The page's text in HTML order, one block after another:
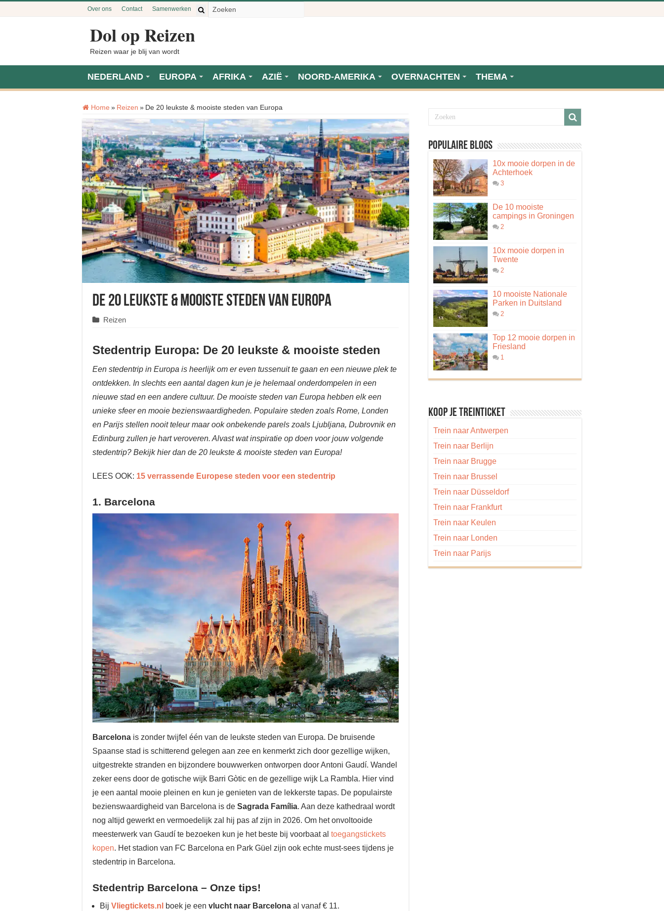
Over ons Contact Samenwerken
Dol op Reizen
Reizen waar je blij van wordt
NEDERLAND EUROPA AFRIKA AZIË NOORD-AMERIKA OVERNACHTEN THEMA
Home » Reizen » De 20 leukste & mooiste steden van Europa
De 20 leukste & mooiste steden van Europa
Reizen
Stedentrip Europa: De 20 leukste & mooiste steden
Een stedentrip in Europa is heerlijk om er even tussenuit te gaan en een nieuwe plek te
ontdekken. In slechts een aantal dagen kun je je helemaal onderdompelen in een
nieuwe stad en een andere cultuur. De mooiste steden van Europa hebben elk een
unieke sfeer en mooie bezienswaardigheden. Populaire steden zoals Rome, Londen
en Parijs stellen nooit teleur maar ook onbekende parels zoals Ljubljana, Dubrovnik en
Edinburg zullen je hart veroveren. Alvast wat inspiratie op doen voor jouw volgende
stedentrip? Bekijk hier dan de 20 leukste & mooiste steden van Europa!
LEES OOK: 15 verrassende Europese steden voor een stedentrip
1. Barcelona
Barcelona is zonder twijfel één van de leukste steden van Europa. De bruisende
Spaanse stad is schitterend gelegen aan zee en kenmerkt zich door gezellige wijken,
uitgestrekte stranden en bijzondere bouwwerken ontworpen door Antoni Gaudí. Wandel
zeker eens door de gotische wijk Barri Gòtic en de gezellige wijk La Rambla. Hier vind
je een aantal mooie pleinen en kun je genieten van de lekkerste tapas. De populairste
bezienswaardigheid van Barcelona is de Sagrada Família. Aan deze kathedraal wordt
nog altijd gewerkt en vermoedelijk zal hij pas af zijn in 2026. Om het onvoltooide
meesterwerk van Gaudí te bezoeken kun je het beste bij voorbaat al toegangstickets
kopen. Het stadion van FC Barcelona en Park Güel zijn ook echte must-sees tijdens je
stedentrip in Barcelona.
Stedentrip Barcelona – Onze tips!
Bij Vliegtickets.nl boek je een vlucht naar Barcelona al vanaf € 11.
Populaire blogs
10x mooie dorpen in de
Achterhoek
3
De 10 mooiste
campings in Groningen
2
10x mooie dorpen in
Twente
2
10 mooiste Nationale
Parken in Duitsland
2
Top 12 mooie dorpen in
Friesland
1
Koop je treinticket
Trein naar Antwerpen
Trein naar Berlijn
Trein naar Brugge
Trein naar Brussel
Trein naar Düsseldorf
Trein naar Frankfurt
Trein naar Keulen
Trein naar Londen
Trein naar Parijs